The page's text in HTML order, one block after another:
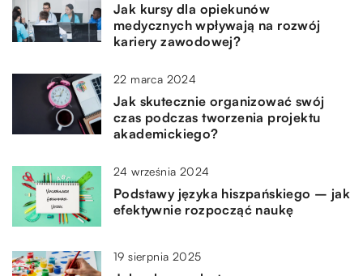
Jak kursy dla opiekunów
medycznych wpływają na rozwój
kariery zawodowej?
22 marca 2024
Jak skutecznie organizować swój
czas podczas tworzenia projektu
akademickiego?
24 września 2024
Podstawy języka hiszpańskiego – jak
efektywnie rozpocząć naukę
19 sierpnia 2025